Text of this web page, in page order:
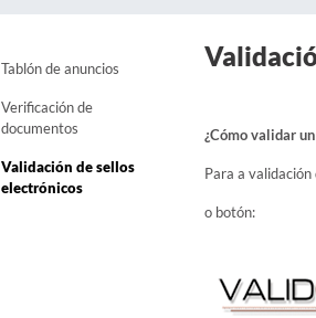
Tablón de anuncios
Verificación de
documentos
Validación de sellos
electrónicos
¿Cómo validar
Para a
o botón: